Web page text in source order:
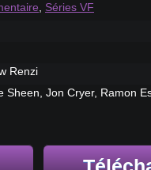
, Séries VF
Renzi
Sheen, Jon Cryer, Ramon